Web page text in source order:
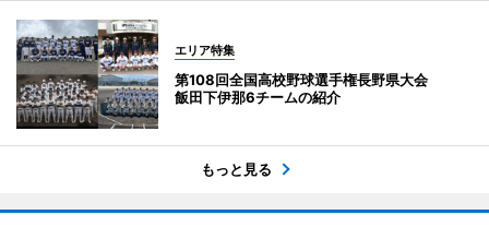
エリア特集
第108回全国高校野球選手権長野県大会
飯田下伊那6チームの紹介
もっと見る